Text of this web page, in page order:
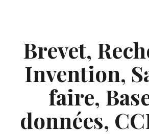
Brevet,
Invention,
faire,
données,